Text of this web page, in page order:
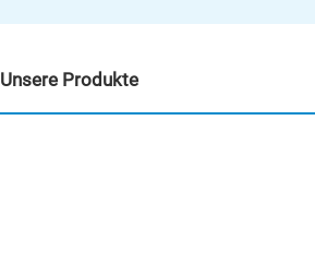
Unsere Produkte